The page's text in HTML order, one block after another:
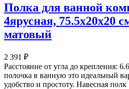
Полка для ванной
4ярусная, 75.5х20х20
матовый
2 391 ₽
Расстояние от угла до крепления:
полочка в ванную это идеальный
удобство и простоту. Навесная полк